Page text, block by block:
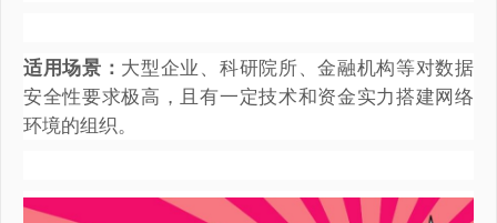
适用场景： 大型企业、科研院所、金融机构等对数据
安全性要求极高，且有一定技术和资金实力搭建网络
环境的组织。